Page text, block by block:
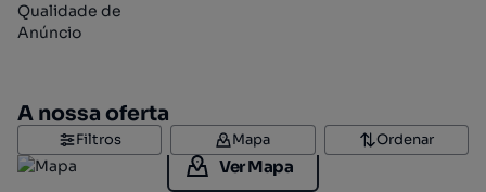
Qualidade de
Anúncio
A nossa oferta
Filtros Mapa Ordenar
Ver Mapa